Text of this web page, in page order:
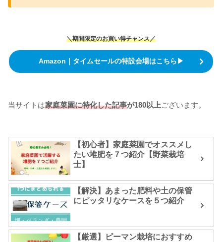
＼期間限定のお買い得チャンス／
Amazon｜タイムセールの特設会場はこちら▶
当サイトは家庭菜園に特化した記事が180以上ございます。
【初心者】家庭菜園でオススメし
たい堆肥を７つ紹介【野菜栽培
士】
【解決】あまった肥料や土の保管
にピッタリなケースを５つ紹介
【厳選】ピーマン栽培におすすめ